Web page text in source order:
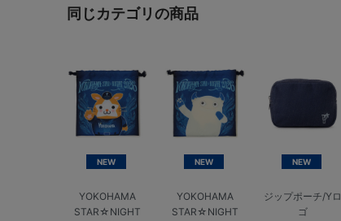
同じカテゴリの商品
NEW
YOKOHAMA
STAR☆NIGHT
NEW
YOKOHAMA
STAR☆NIGHT
NEW
ジップポーチ/Yロ
ゴ